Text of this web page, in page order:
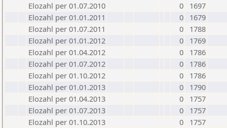
Elozahl per 01.07.2010
0
1697
Elozahl per 01.01.2011
0
1679
Elozahl per 01.07.2011
0
1788
Elozahl per 01.01.2012
0
1769
Elozahl per 01.04.2012
0
1786
Elozahl per 01.07.2012
0
1786
Elozahl per 01.10.2012
0
1786
Elozahl per 01.01.2013
0
1790
Elozahl per 01.04.2013
0
1757
Elozahl per 01.07.2013
0
1757
Elozahl per 01.10.2013
0
1757